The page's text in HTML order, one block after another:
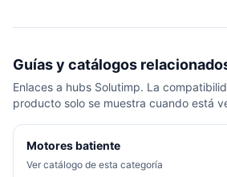
Guías y catálogos
Enlaces a hubs Solutimp. La
producto solo se muestra cuando está
Motores batiente
Ver catálogo de esta categoría